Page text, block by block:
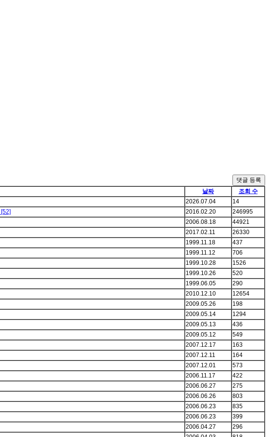
댓글 등록
날짜
조회 수
2026.07.04
14
[52] 2016.02.20
246995
2006.08.18
44921
2017.02.11
26330
1999.11.18
437
1999.11.12
706
1999.10.28
1526
1999.10.26
520
1999.06.05
290
2010.12.10
12654
2009.05.26
198
2009.05.14
1294
2009.05.13
436
2009.05.12
549
2007.12.17
163
2007.12.11
164
2007.12.01
573
2006.11.17
422
2006.06.27
275
2006.06.26
803
2006.06.23
835
2006.06.23
399
2006.04.27
296